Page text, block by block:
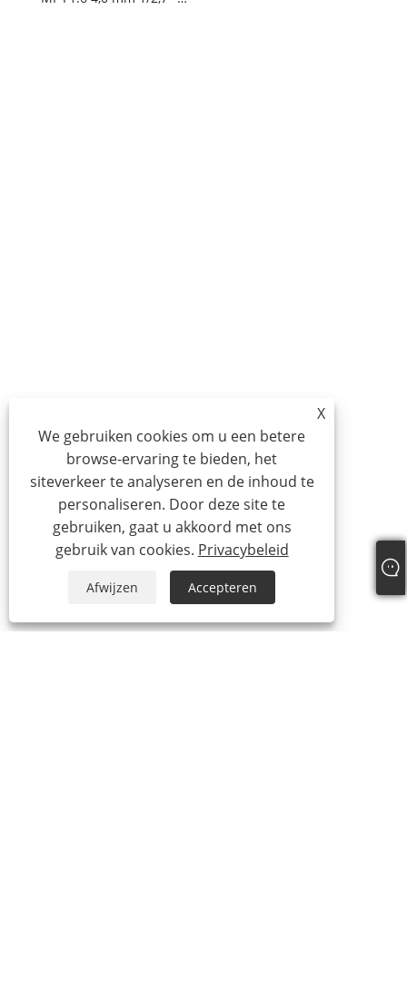
X
We gebruiken cookies om u een betere
browse-ervaring te bieden, het
siteverkeer te analyseren en de inhoud te
personaliseren. Door deze site te
gebruiken, gaat u akkoord met ons
gebruik van cookies. Privacybeleid
Afwijzen Accepteren